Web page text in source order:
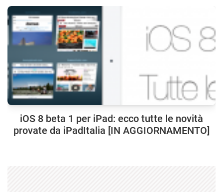
iOS 8 beta 1 per iPad: ecco tutte le novità
provate da iPadItalia [IN AGGIORNAMENTO]